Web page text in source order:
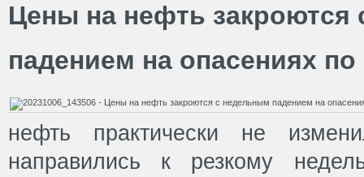
Цены на нефть закроются
падением на опасениях
нефть практически не
направились к резкому